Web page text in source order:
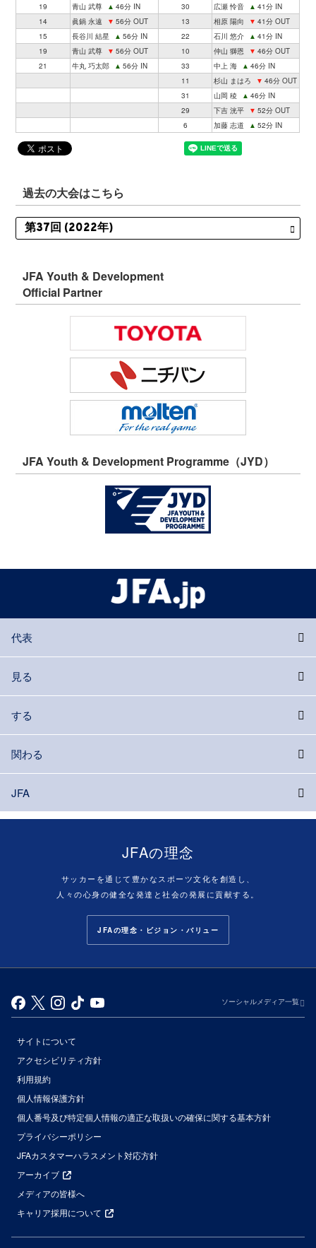
19
青山 武尊 ▲ 46分 IN 30 広瀬 怜音 ▲ 41分 IN
14
眞鍋 永遠 ▼ 56分 OUT 13 相原 陽向 ▼ 41分 OUT
15
長谷川 結星 ▲ 56分 IN 22 石川 悠介 ▲ 41分 IN
19
青山 武尊 ▼ 56分 OUT 10 仲山 獅恩 ▼ 46分 OUT
21
牛丸 巧太郎 ▲ 56分 IN 33 中上 海 ▲ 46分 IN
11
杉山 まはろ ▼ 46分 OUT
31
山岡 稜 ▲ 46分 IN
29
下吉 洸平 ▼ 52分 OUT
6
加藤 志道 ▲ 52分 IN
過去の大会はこちら
JFA Youth & Development
Official Partner
JFA Youth & Development Programme（JYD）
代表
見る
する
関わる
JFA
JFAの理念
サッカーを通じて豊かなスポーツ文化を創造し、
人々の心身の健全な発達と社会の発展に貢献する。
JFAの理念・ビジョン・バリュー
ソーシャルメディア一覧
サイトについて
アクセシビリティ方針
利用規約
個人情報保護方針
個人番号及び特定個人情報の適正な取扱いの確保に関する基本方針
プライバシーポリシー
JFAカスタマーハラスメント対応方針
アーカイブ
メディアの皆様へ
キャリア採用について